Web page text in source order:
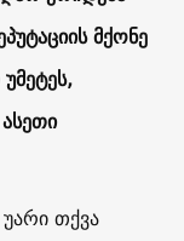
მქონე
თქვა